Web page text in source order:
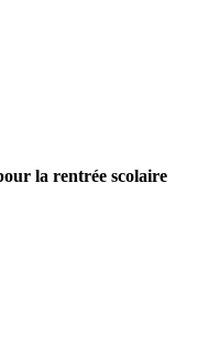
la rentrée scolaire